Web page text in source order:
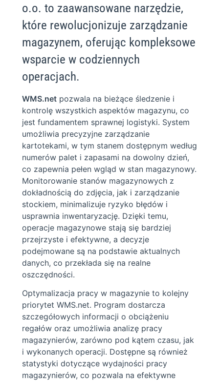
o.o. to zaawansowane narzędzie,
które rewolucjonizuje zarządzanie
magazynem, oferując kompleksowe
wsparcie w codziennych
operacjach.
WMS.net pozwala na bieżące śledzenie i
kontrolę wszystkich aspektów magazynu, co
jest fundamentem sprawnej logistyki. System
umożliwia precyzyjne zarządzanie
kartotekami, w tym stanem dostępnym według
numerów palet i zapasami na dowolny dzień,
co zapewnia pełen wgląd w stan magazynowy.
Monitorowanie stanów magazynowych z
dokładnością do zdjęcia, jak i zarządzanie
stockiem, minimalizuje ryzyko błędów i
usprawnia inwentaryzację. Dzięki temu,
operacje magazynowe stają się bardziej
przejrzyste i efektywne, a decyzje
podejmowane są na podstawie aktualnych
danych, co przekłada się na realne
oszczędności.
Optymalizacja pracy w magazynie to kolejny
priorytet WMS.net. Program dostarcza
szczegółowych informacji o obciążeniu
regałów oraz umożliwia analizę pracy
magazynierów, zarówno pod kątem czasu, jak
i wykonanych operacji. Dostępne są również
statystyki dotyczące wydajności pracy
magazynierów, co pozwala na efektywne